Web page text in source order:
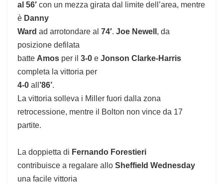
al 56′ con un mezza girata dal limite dell’area, mentre
è Danny
Ward ad arrotondare al 74′. Joe Newell , da
posizione defilata
batte Amos per il 3-0 e Jonson Clarke-Harris
completa la vittoria per
4-0 all ’86’.
La vittoria solleva i Miller fuori dalla zona
retrocessione, mentre il Bolton non vince da 17
partite.
La doppietta di Fernando Forestieri
contribuisce a regalare allo Sheffield Wednesday
una facile vittoria